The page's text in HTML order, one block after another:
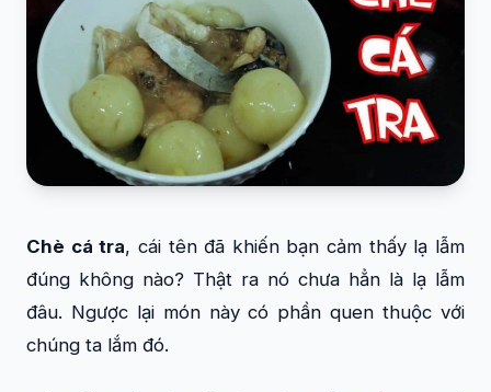
Chè cá tra, cái tên đã khiến bạn cảm thấy lạ lẫm
đúng không nào? Thật ra nó chưa hẳn là lạ lẫm
đâu. Ngược lại món này có phần quen thuộc với
chúng ta lắm đó.